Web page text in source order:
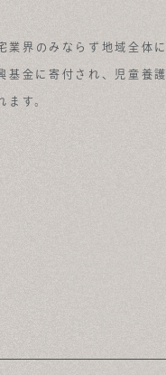
業界のみならず地域全体に
基金に寄付され、児童養護
ます。